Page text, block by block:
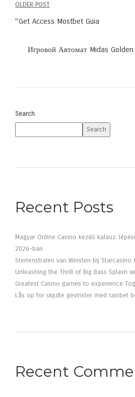
Post
OLDER POST
“Get Access Mostbet Guia
Игровой Автомат Midas
Search
Search
Recent Posts
Magyar Online Casino kezdő kalauz:
2026-ban
Sterrenstralen van Winsten bij Starcasino
Unleashing the Thrill of Big Bass Splash
Greatest Casino games to experience
Lås op for skjulte gevinster med rainbet
Recent